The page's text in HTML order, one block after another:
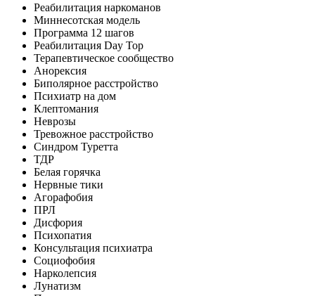
Реабилитация наркоманов
Миннесотская модель
Программа 12 шагов
Реабилитация Day Top
Терапевтическое сообщество
Анорексия
Биполярное расстройство
Психиатр на дом
Клептомания
Неврозы
Тревожное расстройство
Синдром Туретта
ТДР
Белая горячка
Нервные тики
Агорафобия
ПРЛ
Дисфория
Психопатия
Консультация психиатра
Социофобия
Нарколепсия
Лунатизм